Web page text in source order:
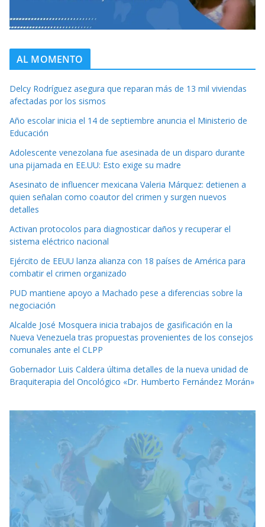
AL MOMENTO
Delcy Rodríguez asegura que reparan más de 13 mil viviendas
afectadas por los sismos
Año escolar inicia el 14 de septiembre anuncia el Ministerio de
Educación
Adolescente venezolana fue asesinada de un disparo durante
una pijamada en EE.UU: Esto exige su madre
Asesinato de influencer mexicana Valeria Márquez: detienen a
quien señalan como coautor del crimen y surgen nuevos
detalles
Activan protocolos para diagnosticar daños y recuperar el
sistema eléctrico nacional
Ejército de EEUU lanza alianza con 18 países de América para
combatir el crimen organizado
PUD mantiene apoyo a Machado pese a diferencias sobre la
negociación
Alcalde José Mosquera inicia trabajos de gasificación en la
Nueva Venezuela tras propuestas provenientes de los consejos
comunales ante el CLPP
Gobernador Luis Caldera última detalles de la nueva unidad de
Braquiterapia del Oncológico «Dr. Humberto Fernández Morán»